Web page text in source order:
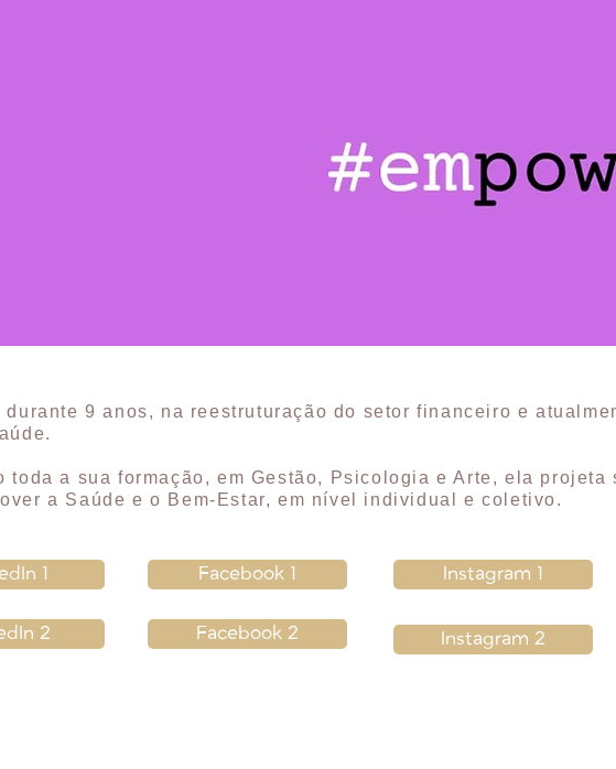
durante 9 anos, na reestruturação do setor financeiro e
toda a sua formação, em Gestão, Psicologia e Arte, ela projeta
a Saúde e o Bem-Estar, em nível individual e coletivo.
1
2
Facebook 1
Facebook 2
Instagram 1
Instagram 2